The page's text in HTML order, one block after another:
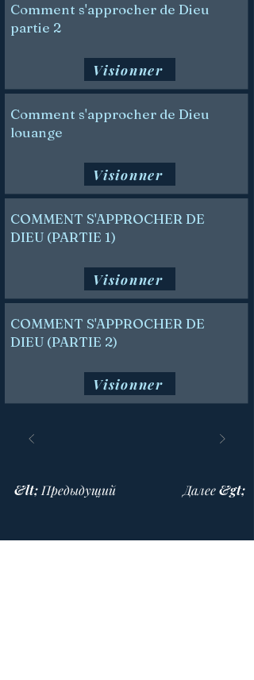
Comment s'approcher de Dieu
partie 2
Visionner
Comment s'approcher de Dieu
louange
Visionner
COMMENT S'APPROCHER DE
DIEU (PARTIE 1)
Visionner
COMMENT S'APPROCHER DE
DIEU (PARTIE 2)
Visionner
&lt; Предыдущий Далее &gt;